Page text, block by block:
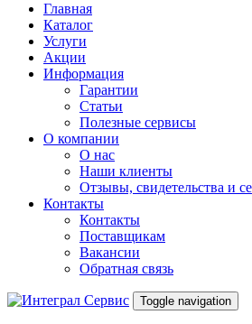
Главная
Каталог
Услуги
Акции
Информация
Гарантии
Статьи
Полезные сервисы
О компании
О нас
Наши клиенты
Отзывы, свидетельства и
Контакты
Контакты
Поставщикам
Вакансии
Обратная связь
Toggle navigation